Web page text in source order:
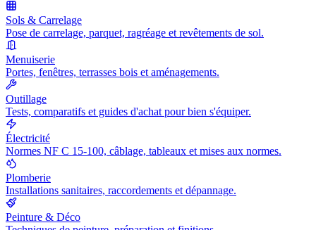
Sols & Carrelage
Pose de carrelage, parquet, ragréage et revêtements de sol.
Menuiserie
Portes, fenêtres, terrasses bois et aménagements.
Outillage
Tests, comparatifs et guides d'achat pour bien s'équiper.
Électricité
Normes NF C 15-100, câblage, tableaux et mises aux normes.
Plomberie
Installations sanitaires, raccordements et dépannage.
Peinture & Déco